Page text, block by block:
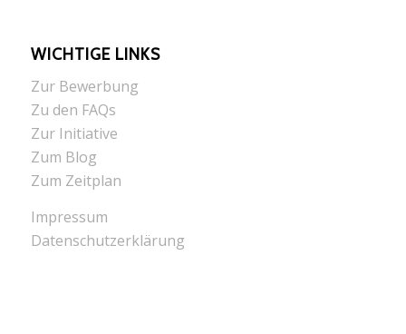
WICHTIGE LINKS
Zur Bewerbung
Zu den FAQs
Zur Initiative
Zum Blog
Zum Zeitplan
Impressum
Datenschutzerklärung